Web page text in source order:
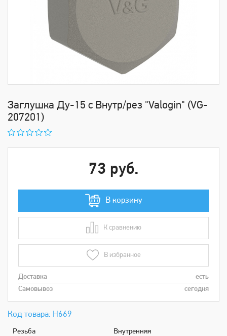
Заглушка Ду-15 с Внутр/рез "Valogin" (VG-
207201)
Код товара: Н669
Рeзьбa Внутренняя
73 руб.
В корзину
К сравнению
В сравнении
В избранное
Доставка
есть
Самовывоз
сегодня